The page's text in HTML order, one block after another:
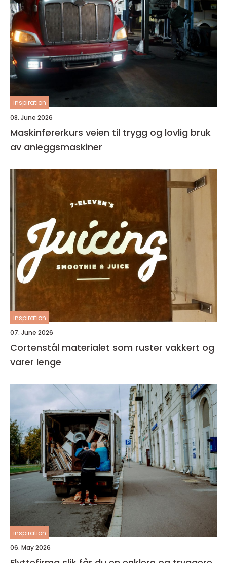
inspiration
08. June 2026
Maskinførerkurs veien til trygg og lovlig bruk
av anleggsmaskiner
inspiration
07. June 2026
Cortenstål materialet som ruster vakkert og
varer lenge
inspiration
06. May 2026